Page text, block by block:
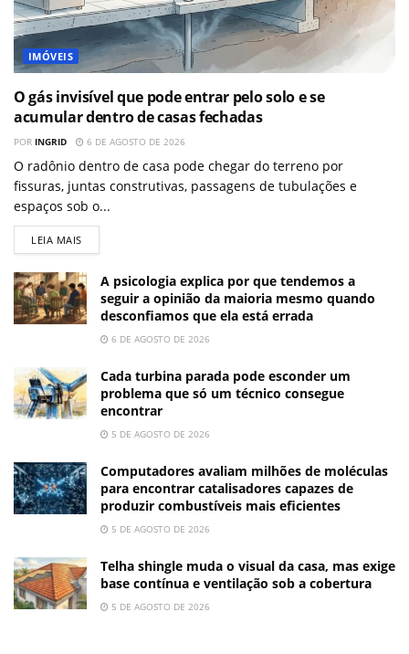
IMÓVEIS
O gás invisível que pode entrar pelo solo e se
acumular dentro de casas fechadas
POR INGRID 6 DE AGOSTO DE 2026
O radônio dentro de casa pode chegar do terreno por
fissuras, juntas construtivas, passagens de tubulações e
espaços sob o...
LEIA MAIS
A psicologia explica por que tendemos a
seguir a opinião da maioria mesmo quando
desconfiamos que ela está errada
6 DE AGOSTO DE 2026
Cada turbina parada pode esconder um
problema que só um técnico consegue
encontrar
5 DE AGOSTO DE 2026
Computadores avaliam milhões de moléculas
para encontrar catalisadores capazes de
produzir combustíveis mais eficientes
5 DE AGOSTO DE 2026
Telha shingle muda o visual da casa, mas exige
base contínua e ventilação sob a cobertura
5 DE AGOSTO DE 2026